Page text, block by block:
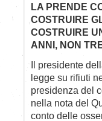
LA PRENDE
COSTRUIRE
COSTRUIRE
ANNI, NON
Il presidente
legge su rifiuti
presidenza del
nella nota del
conto delle